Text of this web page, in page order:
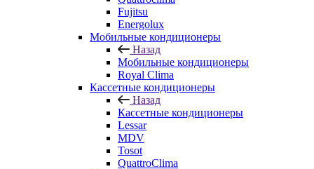
Fujitsu
Energolux
Мобильные кондиционеры
Назад
Мобильные кондиционеры
Royal Clima
Кассетные кондиционеры
Назад
Кассетные кондиционеры
Lessar
MDV
Tosot
QuattroClima